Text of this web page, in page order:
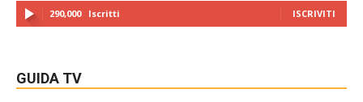
290,000 Iscritti ISCRIVITI
GUIDA TV